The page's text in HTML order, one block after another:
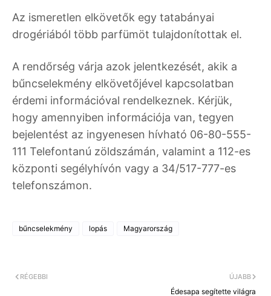
Az ismeretlen elkövetők egy tatabányai
drogériából több parfümöt tulajdonítottak el.
A rendőrség várja azok jelentkezését, akik a
bűncselekmény elkövetőjével kapcsolatban
érdemi információval rendelkeznek. Kérjük,
hogy amennyiben információja van, tegyen
bejelentést az ingyenesen hívható 06-80-555-
111 Telefontanú zöldszámán, valamint a 112-es
központi segélyhívón vagy a 34/517-777-es
telefonszámon.
bűncselekmény lopás Magyarország
ÚJABB
Édesapa segítette világra
RÉGEBBI